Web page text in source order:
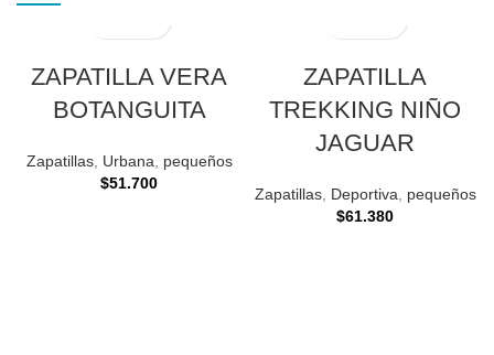
ZAPATILLA VERA
BOTANGUITA
Zapatillas, Urbana
pequeños
$51.700
ZAPATILLA
TREKKING NIÑO
JAGUAR
Zapatillas, Deportiva
pequeños
$61.380